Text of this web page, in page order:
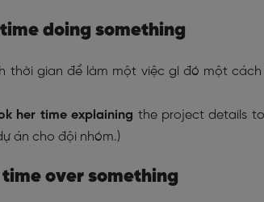
doing something
thời gian để làm một việc gì đó một
her time explaining the project details
án cho đội nhóm.)
over something